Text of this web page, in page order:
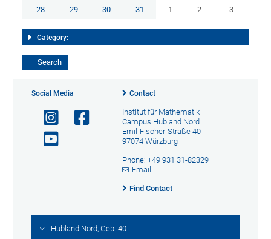
28 29 30 31 1 2 3
Category:
Social Media Contact
Institut für Mathematik
Campus Hubland Nord
Emil-Fischer-Straße 40
97074 Würzburg
Phone: +49 931 31-82329
Email
Find Contact
Hubland Nord, Geb. 40